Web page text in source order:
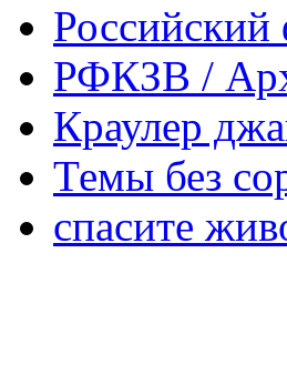
РФКЗВ /
Краулер
Темы без
спасите